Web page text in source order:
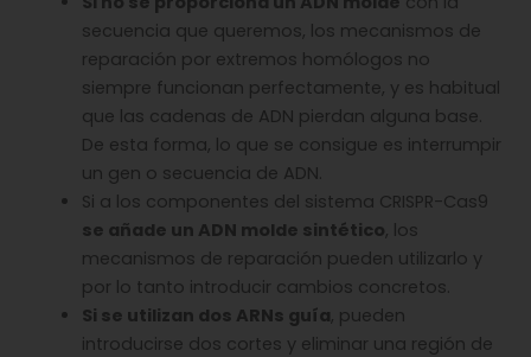
secuencia que queremos, los mecanismos de
reparación por extremos homólogos no
siempre funcionan perfectamente, y es habitual
que las cadenas de ADN pierdan alguna base.
De esta forma, lo que se consigue es interrumpir
un gen o secuencia de ADN.
Si a los componentes del sistema CRISPR-Cas9
se añade un ADN molde sintético, los
mecanismos de reparación pueden utilizarlo y
por lo tanto introducir cambios concretos.
Si se utilizan dos ARNs guía, pueden
introducirse dos cortes y eliminar una región de